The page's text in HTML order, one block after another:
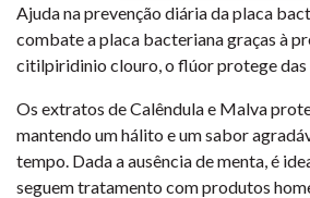
Ajuda na prevenção diária da placa
combate a placa bacteriana graças à
citilpiridinio clouro, o flúor protege das
Os extratos de Calêndula e Malva
mantendo um hálito e um sabor
tempo. Dada a ausência de menta, é
seguem tratamento com produtos